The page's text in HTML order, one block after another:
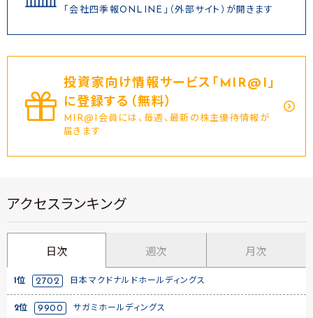
「会社四季報ONLINE」（外部サイト）が開きます
投資家向け情報サービス｢MIR@I｣
に登録する（無料）
MIR@I会員には、毎週、最新の株主優待情報が
届きます
アクセスランキング
日次 週次 月次
1位 2702 日本マクドナルドホールディングス
2位 9900 サガミホールディングス